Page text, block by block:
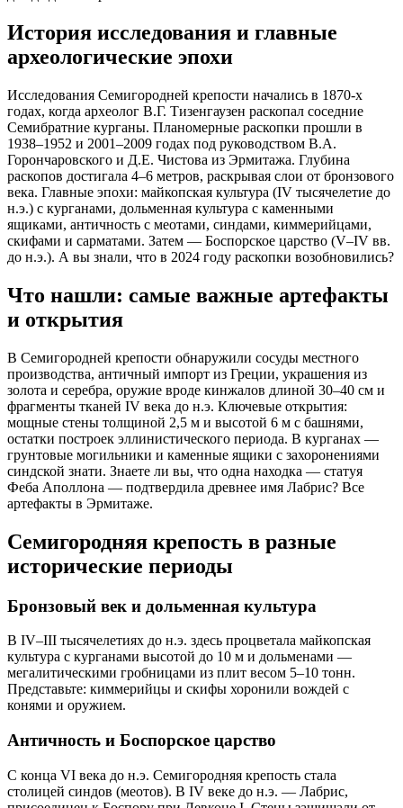
История исследования и главные
археологические эпохи
Исследования Семигородней крепости начались в 1870-х
годах, когда археолог В.Г. Тизенгаузен раскопал соседние
Семибратние курганы. Планомерные раскопки прошли в
1938–1952 и 2001–2009 годах под руководством В.А.
Горончаровского и Д.Е. Чистова из Эрмитажа. Глубина
раскопов достигала 4–6 метров, раскрывая слои от бронзового
века. Главные эпохи: майкопская культура (IV тысячелетие до
н.э.) с курганами, дольменная культура с каменными
ящиками, античность с меотами, синдами, киммерийцами,
скифами и сарматами. Затем — Боспорское царство (V–IV вв.
до н.э.). А вы знали, что в 2024 году раскопки возобновились?
Что нашли: самые важные артефакты
и открытия
В Семигородней крепости обнаружили сосуды местного
производства, античный импорт из Греции, украшения из
золота и серебра, оружие вроде кинжалов длиной 30–40 см и
фрагменты тканей IV века до н.э. Ключевые открытия:
мощные стены толщиной 2,5 м и высотой 6 м с башнями,
остатки построек эллинистического периода. В курганах —
грунтовые могильники и каменные ящики с захоронениями
синдской знати. Знаете ли вы, что одна находка — статуя
Феба Аполлона — подтвердила древнее имя Лабрис? Все
артефакты в Эрмитаже.
Семигородняя крепость в разные
исторические периоды
Бронзовый век и дольменная культура
В IV–III тысячелетиях до н.э. здесь процветала майкопская
культура с курганами высотой до 10 м и дольменами —
мегалитическими гробницами из плит весом 5–10 тонн.
Представьте: киммерийцы и скифы хоронили вождей с
конями и оружием.
Античность и Боспорское царство
С конца VI века до н.э. Семигородняя крепость стала
столицей синдов (меотов). В IV веке до н.э. — Лабрис,